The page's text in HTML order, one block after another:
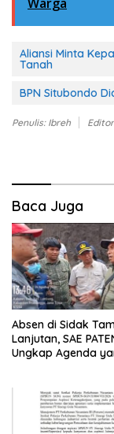
Aliansi Minta
Tanah
BPN Situbondo
Penulis: Ibreh
Baca Juga
Absen di Sidak
Lanjutan, SAE
Ungkap Agenda